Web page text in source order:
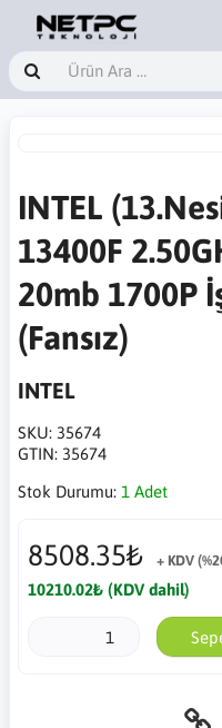
INTEL
13400F
20mb 1700P
(Fansız)
INTEL
SKU: 35674
GTIN: 35674
Stok Durumu: 1 Adet
8508.35₺ + KDV
10210.02₺ (KDV dahil)